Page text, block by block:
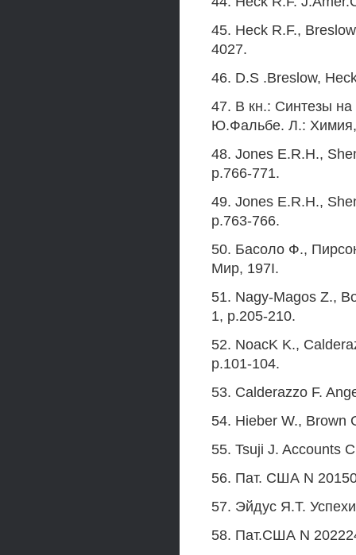
45. Heck R.F.,
4027.
46. D.S .Breslow,
47. В кн.: Синтезы
Ю.Фальбе. Л.: Химия,
48. Jones E.R.H.,
p.766-771.
49. Jones E.R.H.,
p.763-766.
50. Басоло Ф.,
Мир, 197I.
51. Nagy-Magos Z.,
1, p.205-210.
52. NoacK K.,
p.101-104.
53. Calderazzo F.
54. Hieber W., Brown
55. Tsuji J. Accounts
56. Пат. США N
57. Эйдус Я.Т.
58. Пат.США N